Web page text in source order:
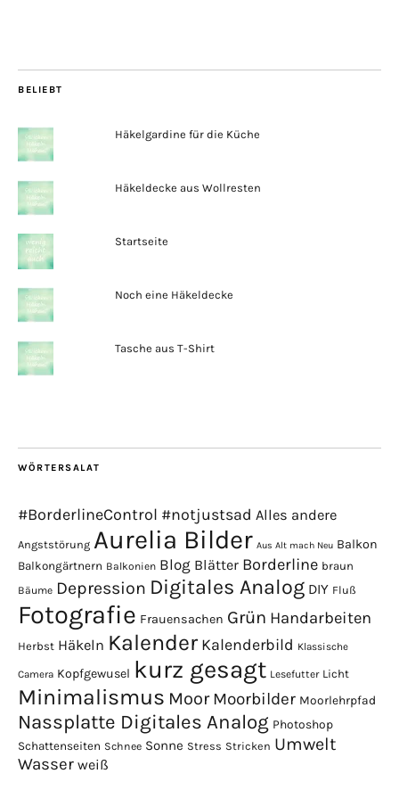
BELIEBT
Häkelgardine für die Küche
Häkeldecke aus Wollresten
Startseite
Noch eine Häkeldecke
Tasche aus T-Shirt
WÖRTERSALAT
#BorderlineControl #notjustsad Alles andere
Angststörung Aurelia Bilder Aus Alt mach Neu Balkon
Balkongärtnern Balkonien Blog Blätter Borderline braun
Bäume Depression Digitales Analog DIY Fluß
Fotografie Frauensachen Grün Handarbeiten
Herbst Häkeln Kalender Kalenderbild Klassische
Camera Kopfgewusel kurz gesagt Lesefutter Licht
Minimalismus Moor Moorbilder Moorlehrpfad
Nassplatte Digitales Analog Photoshop
Schattenseiten Schnee Sonne Stress Stricken Umwelt
Wasser weiß